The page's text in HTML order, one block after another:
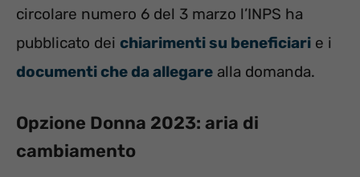
circolare numero 6 del 3 marzo l’INPS ha
pubblicato dei chiarimenti su beneficiari e i
documenti che da allegare alla domanda.
Opzione Donna 2023: aria di
cambiamento